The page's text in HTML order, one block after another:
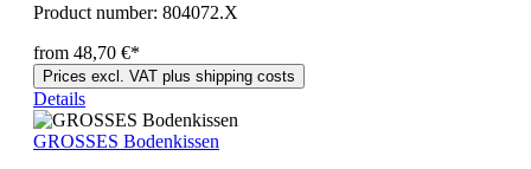
Product number: 804072.X
from 48,70 €*
Prices excl. VAT plus shipping costs
Details
GROSSES Bodenkissen